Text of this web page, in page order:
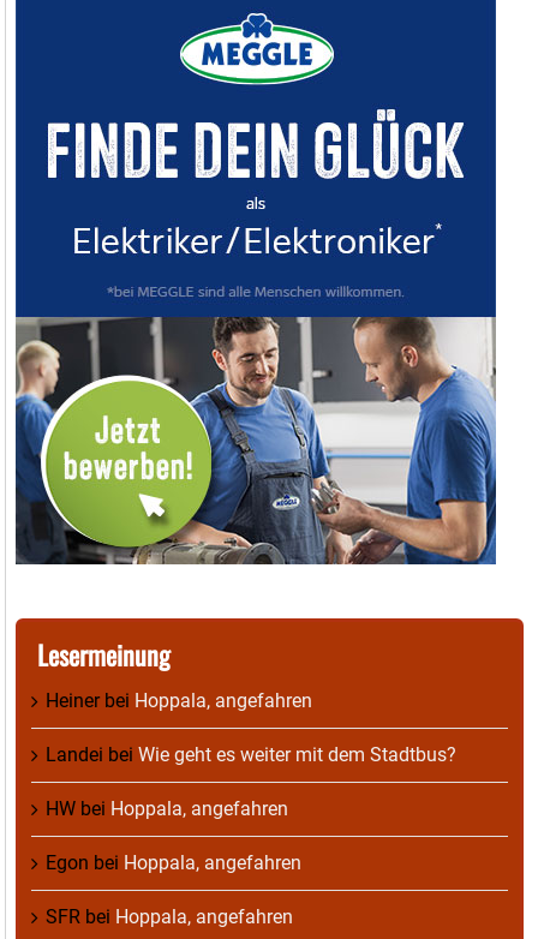
Lesermeinung
Heinerbei Hoppala, angefahren
Landei bei Wie geht es weiter mit dem Stadtbus?
HW bei Hoppala, angefahren
Egon bei Hoppala, angefahren
SFR bei Hoppala, angefahren